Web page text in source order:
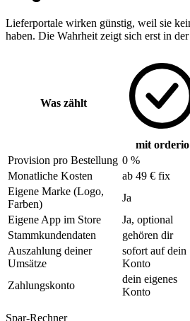
Lieferportale wirken günstig, weil sie
haben. Die Wahrheit zeigt sich erst in
Was zählt
mit orderio
Provision pro Bestellung 0 %
Monatliche Kosten
ab 49 € fix
Eigene Marke (Logo,
Farben)
Ja
Eigene App im Store
Ja, optional
Stammkundendaten
gehören dir
Auszahlung deiner
Umsätze
sofort auf dein
Konto
Zahlungskonto
dein eigenes
Konto
Spar-Rechner